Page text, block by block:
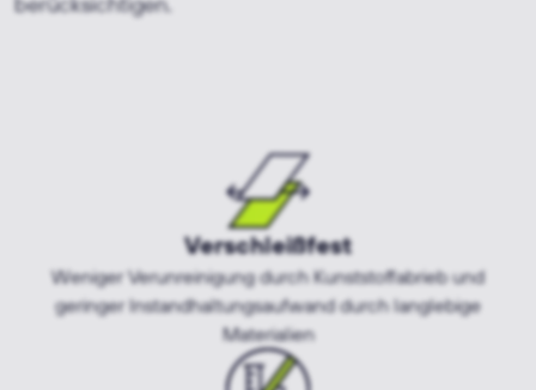
Verschleißfest
Weniger Verunreinigung durch Kunststoffabrieb und
geringer Instandhaltungsaufwand durch langlebige
Materialien